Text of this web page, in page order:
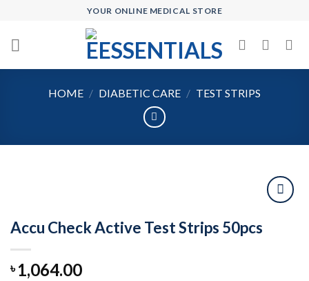
content
YOUR ONLINE MEDICAL STORE
HOME / DIABETIC CARE / TEST STRIPS
Accu Check Active Test Strips 50pcs
৳1,064.00